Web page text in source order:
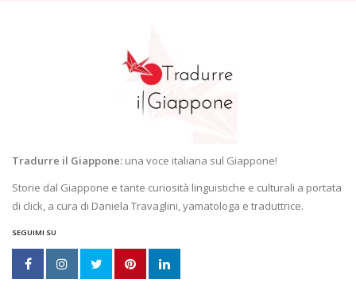
Tradurre il Giappone: una voce italiana sul Giappone!
Storie dal Giappone e tante curiosità linguistiche e culturali a portata
di click, a cura di Daniela Travaglini, yamatologa e traduttrice.
SEGUIMI SU